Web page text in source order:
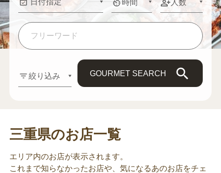
時間 人数
絞り込み GOURMET SEARCH
三重県のお店一覧
エリア内のお店が表示されます。
これまで知らなかったお店や、気になるあのお店をチェ